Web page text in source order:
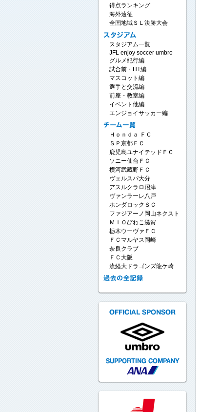
得点ランキング
海外遠征
全国地域ＳＬ決勝大会
スタジアム一覧
JFL enjoy soccer umbro
グルメ紀行編
試合前・HT編
マスコット編
選手と交流編
前座・教室編
イベント他編
エンジョイサッカー編
Ｈｏｎｄａ ＦＣ
ＳＰ京都ＦＣ
鹿児島ユナイテッドＦＣ
ソニー仙台ＦＣ
横河武蔵野ＦＣ
ヴェルスパ大分
アスルクラロ沼津
ヴァンラーレ八戸
ホンダロックＳＣ
ファジアーノ岡山ネクスト
ＭＩＯびわこ滋賀
栃木ウーヴァＦＣ
ＦＣマルヤス岡崎
奈良クラブ
ＦＣ大阪
流経大ドラゴンズ龍ケ崎